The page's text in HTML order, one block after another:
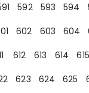
592 593 594
602 603 604
612 613 614 615
623 624 625